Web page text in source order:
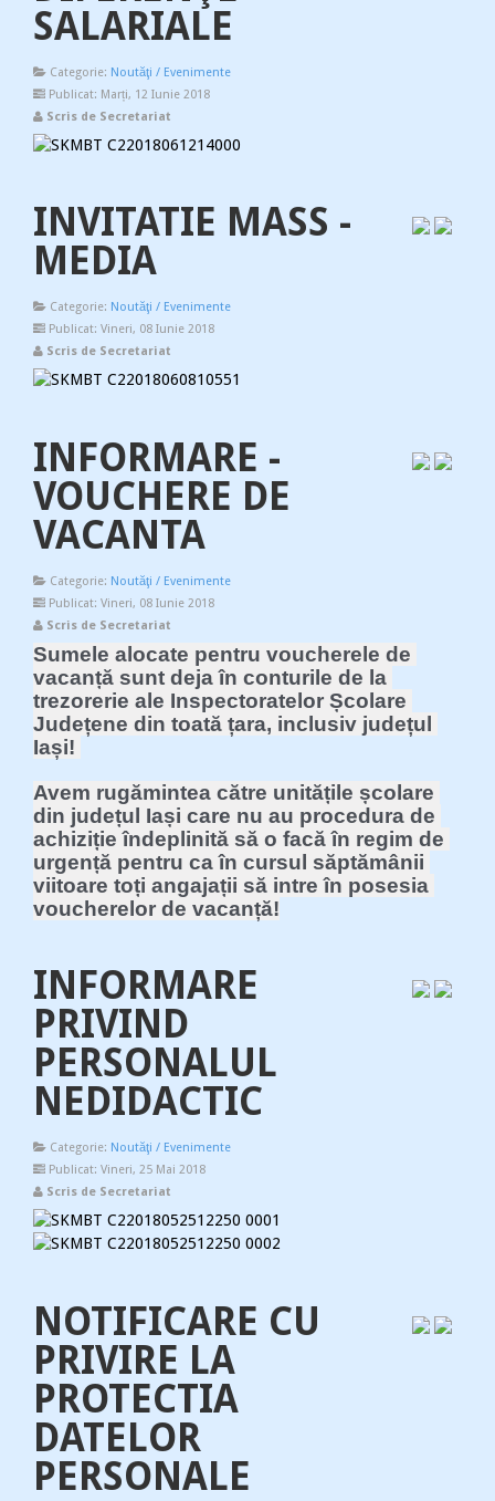
SALARIALE
Categorie: Noutăţi / Evenimente
Publicat: Marți, 12 Iunie 2018
Scris de Secretariat
INVITATIE MASS -
MEDIA
Categorie: Noutăţi / Evenimente
Publicat: Vineri, 08 Iunie 2018
Scris de Secretariat
INFORMARE -
VOUCHERE DE
VACANTA
Categorie: Noutăţi / Evenimente
Publicat: Vineri, 08 Iunie 2018
Scris de Secretariat
Sumele alocate pentru voucherele de
vacanță sunt deja în conturile de la
trezorerie ale Inspectoratelor Școlare
Județene din toată țara, inclusiv județul
Iași!
Avem rugămintea către unitățile școlare
din județul Iași care nu au procedura de
achiziție îndeplinită să o facă în regim de
urgență pentru ca în cursul săptămânii
viitoare toți angajații să intre în posesia
voucherelor de vacanță!
INFORMARE
PRIVIND
PERSONALUL
NEDIDACTIC
Categorie: Noutăţi / Evenimente
Publicat: Vineri, 25 Mai 2018
Scris de Secretariat
NOTIFICARE CU
PRIVIRE LA
PROTECTIA
DATELOR
PERSONALE